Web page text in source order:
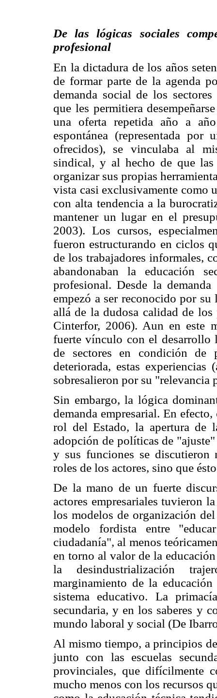
De las lógicas sociales
profesional
En la dictadura de los años
de formar parte de la agenda
demanda social de los
que les permitiera
una oferta repetida año a
espontánea (representada
ofrecidos), se vinculaba al
sindical, y al hecho de que las
organizar sus propias
vista casi exclusivamente como
con alta tendencia a la
mantener un lugar en el
2003). Los cursos,
fueron estructurando en ciclos
de los trabajadores informales,
abandonaban la educación
profesional. Desde la
empezó a ser reconocido por
allá de la dudosa calidad de
Cinterfor, 2006). Aun en este
fuerte vínculo con el desarrollo
de sectores en condición de
deteriorada, estas
sobresalieron por su "relevancia
Sin embargo, la lógica
demanda empresarial. En
rol del Estado, la apertura de
adopción de políticas de
y sus funciones se discutieron
roles de los actores, sino que
De la mano de un fuerte
actores empresariales tuvieron
los modelos de organización
modelo fordista entre
ciudadanía", al menos
en torno al valor de la
la desindustrialización
marginamiento de la
sistema educativo. La
secundaria, y en los saberes y
mundo laboral y social (De
Al mismo tiempo, a principios
junto con las escuelas
provinciales, que difícilmente
mucho menos con los recursos